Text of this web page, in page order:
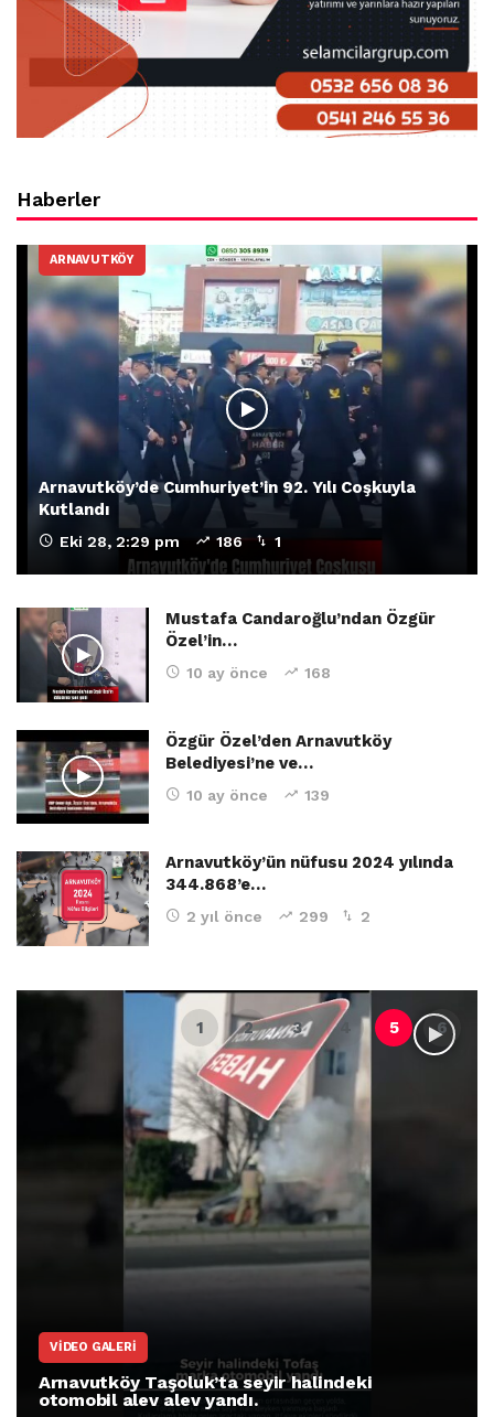
Haberler
ARNAVUTKÖY
Arnavutköy’de Cumhuriyet’in 92. Yılı Coşkuyla
Kutlandı
Eki 28, 2:29 pm 186 1
Mustafa Candaroğlu’ndan Özgür
Özel’in…
10 ay önce 168
Özgür Özel’den Arnavutköy
Belediyesi’ne ve…
10 ay önce 139
Arnavutköy’ün nüfusu 2024 yılında
344.868’e…
2 yıl önce 299 2
VIDEO GALERI
Arnavutköy Taşoluk’ta seyir halindeki
otomobil alev alev yandı.